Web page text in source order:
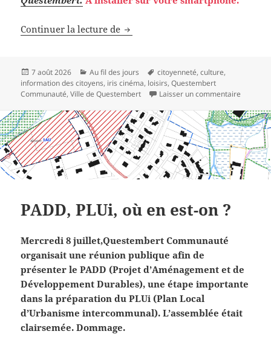
Continuer la lecture de L’agenda subjectif de la semaine
Publié
le
7 août 2026 Catégories
Au fil des jours
Mots-
clés
citoyenneté,culture,
information des citoyens, iris cinéma, loisirs,Questembert
Communauté,Ville de Questembert Laisser un commentaire
PADD, PLUi, où en est-on ?
Mercredi 8 juillet,Questembert Communauté
organisait une réunion publique afin de
présenter le PADD (Projet d’Aménagement et de
Développement Durables), une étape importante
dans la préparation du PLUi (Plan Local
d’Urbanisme intercommunal). L’assemblée était
clairsemée. Dommage.